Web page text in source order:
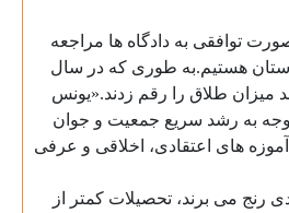
کنندگان طلاق در این استان را زنان تشکیل می دهند و ۳۰درصد نیز مردان و ۱۰درصد هم به صورت توافقی به دادگاه ها مراجعه
هستیم.به طوری که در سال
و ۹۱۵ مورد ازدواج، آمار این سنت ۷۳ دهم درصد کاهش نشان می دهد و از سویی ۴هزار و ۸۱۲ نفر با جدایی از هم آمار افزایش ۹۸/۶ درصد میزان طلاق را رقم زدند.«یونس
توجه به رشد سریع جمعیت و جوان
های اعتقادی، اخلاقی و عرفی
رنج می برند، تحصیلات کمتر از